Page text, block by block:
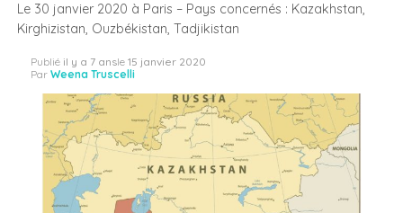
Le 30 janvier 2020 à Paris – Pays concernés : Kazakhstan,
Kirghizistan, Ouzbékistan, Tadjikistan
Publié il y a 7 ansle 15 janvier 2020
Par Weena Truscelli